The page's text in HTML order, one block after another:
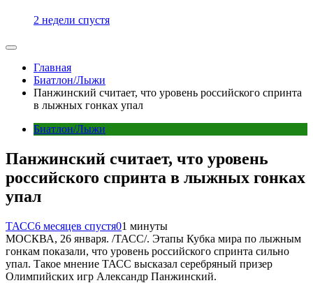
2 недели спустя
Главная
Биатлон/Лыжи
Панжинский считает, что уровень российского спринта
в лыжных гонках упал
Биатлон/Лыжи
Панжинский считает, что уровень
российского спринта в лыжных гонках
упал
ТАСС6 месяцев спустя01 минуты
МОСКВА, 26 января. /ТАСС/. Этапы Кубка мира по лыжным
гонкам показали, что уровень российского спринта сильно
упал. Такое мнение ТАСС высказал серебряный призер
Олимпийских игр Александр Панжинский.